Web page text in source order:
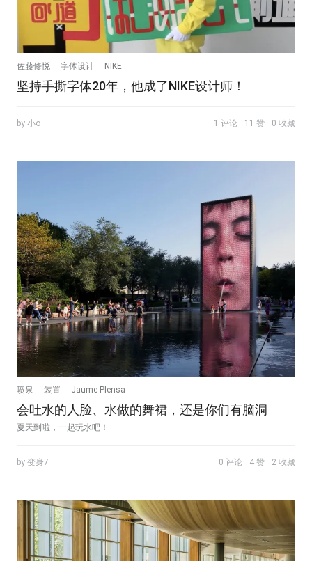
佐藤修悦 字体设计 NIKE
坚持手撕字体20年，他成了NIKE设计师！
by 小o 1 评论 11 赞 0 收藏
喷泉 装置 Jaume Plensa
会吐水的人脸、水做的舞裙，还是你们有脑洞
夏天到啦，一起玩水吧！
by 变身7 0 评论 4 赞 2 收藏